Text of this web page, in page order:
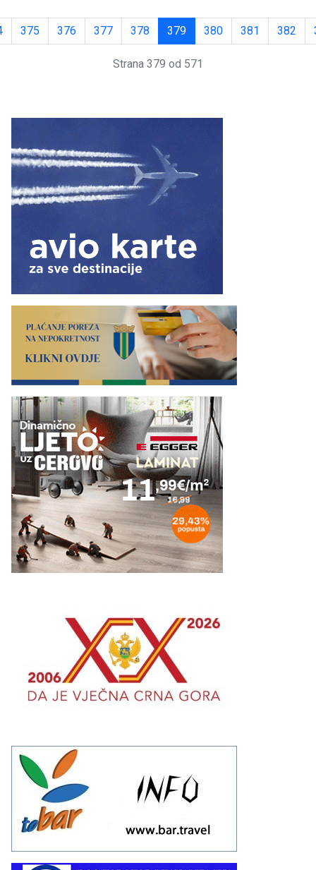
375 376 377 378 379 380 381 382
Strana 379 od 571